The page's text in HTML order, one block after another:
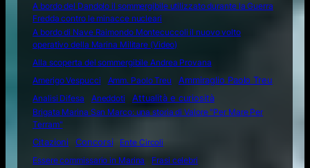
A bordo del Dandolo il sommergibile utilizzato durante la Guerra
Fredda contro le minacce nucleari
A bordo di Nave Raimondo Montecuccoli il nuovo volto
operativo della Marina Militare (Video)
Alla scoperta del sommergibile Andrea Provana
Amerigo Vespucci
Amm. Paolo Treu
Ammiraglio Paolo Treu
Analisi Difesa
Aneddoti Attualità e curiosità
Brigata Marina San Marco: una storia di Valore "Per Mare Per
Terram"
Citazioni
Concorsi
Ente Circoli
Essere commissario in Marina
Frasi celebri